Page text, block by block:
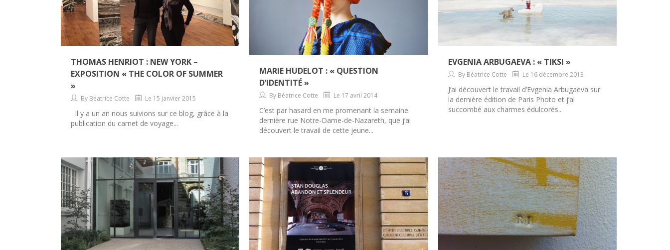
THOMAS HENRIOT : NEW YORK –
EXPOSITION « THE COLOR OF SUMMER
»
By Béatrice Cotte Le 15 janvier 2015
Il y a un an nous suivions sur ce blog, grâce à la
publication du carnet de voyage...
MARIE HUDELOT : « QUESTION
D’IDENTITÉ »
By Béatrice Cotte Le 17 avril 2014
C’est par hasard en me promenant la semaine
dernière rue Notre-Dame-de-Nazareth, que j’ai
découvert le travail de cette jeune...
EVGENIA ARBUGAEVA : « TIKSI »
By Béatrice Cotte Le 16 décembre 2013
J’ai découvert le travail d’Evgenia Arbugaeva sur
la dernière édition de Paris Photo et j’ai
succombé aux charmes édulcorés...